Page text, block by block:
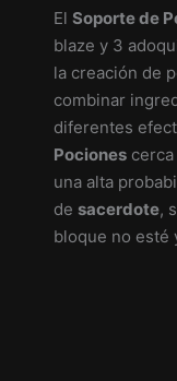
El Soporte de
blaze y 3
la creación de
combinar
diferentes
Pocionescerca
una alta
de sacerdote,
bloque no esté